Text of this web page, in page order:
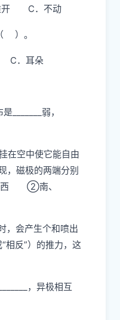
．血管
铁的磁极靠近小
开 C．不动
）。
_______弱，
在空中使它能自由
，磁极的两端分别